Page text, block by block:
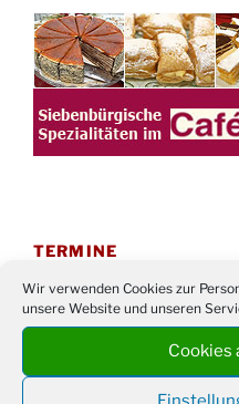
Wir verwenden Cookies zur
unsere Website und unseren
Cookies
TERMINE
21. bis Sommerfreizeit
Damen Doppel -
Tennisplatz